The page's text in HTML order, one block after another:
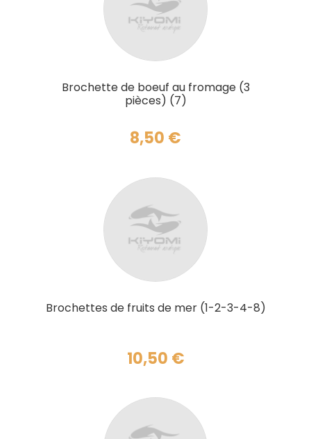
Brochette de boeuf au fromage (3
pièces) (7)
8,50 €
Brochettes de fruits de mer (1-2-3-4-8)
10,50 €